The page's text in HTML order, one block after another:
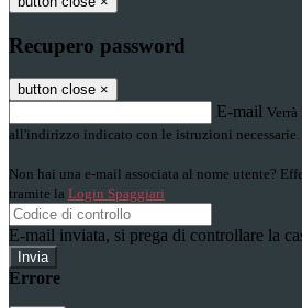
Recupero password
button close ×
E-mail
all'indirizzo indicato con le istruzioni necessarie.
Non hai una e-mail associata al nome utente?
tramite la Login Spaggiari
E-mail inviata, si prega di controllare la
Errore